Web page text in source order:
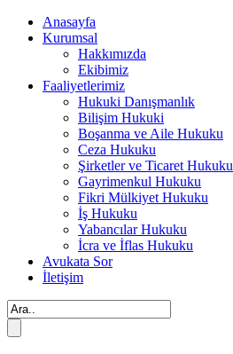
Anasayfa
Kurumsal
Hakkımızda
Ekibimiz
Faaliyetlerimiz
Hukuki Danışmanlık
Bilişim Hukuki
Boşanma ve Aile Hukuku
Ceza Hukuku
Şirketler ve Ticaret Hukuku
Gayrimenkul Hukuku
Fikri Mülkiyet Hukuku
İş Hukuku
Yabancılar Hukuku
İcra ve İflas Hukuku
Avukata Sor
İletişim